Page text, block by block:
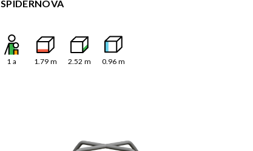
SPIDERNOVA
1 a 1.79 m 2.52 m 0.96 m